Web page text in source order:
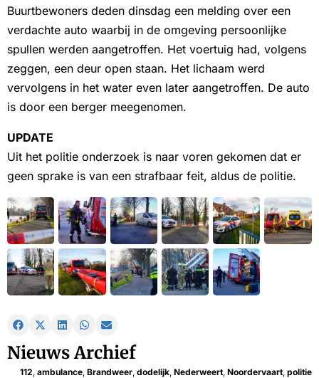
Buurtbewoners deden dinsdag een melding over een
verdachte auto waarbij in de omgeving persoonlijke
spullen werden aangetroffen. Het voertuig had, volgens
zeggen, een deur open staan. Het lichaam werd
vervolgens in het water even later aangetroffen. De auto
is door een berger meegenomen.
UPDATE
Uit het politie onderzoek is naar voren gekomen dat er
geen sprake is van een strafbaar feit, aldus de politie.
Nieuws Archief
112, ambulance, Brandweer, dodelijk, Nederweert, Noordervaart, politie